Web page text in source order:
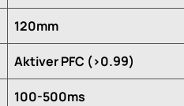
120mm
Aktiver PFC (>0.99)
100-500ms